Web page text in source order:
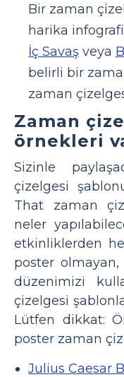
Bir zaman
harika
İç Savaş veya
belirli bir
zaman
Zaman
örnekleri
Sizinle
çizelgesi
That zaman
neler
etkinliklerden
poster
düzenimizi
çizelgesi
Lütfen dikkat:
poster zaman
Julius Caesar